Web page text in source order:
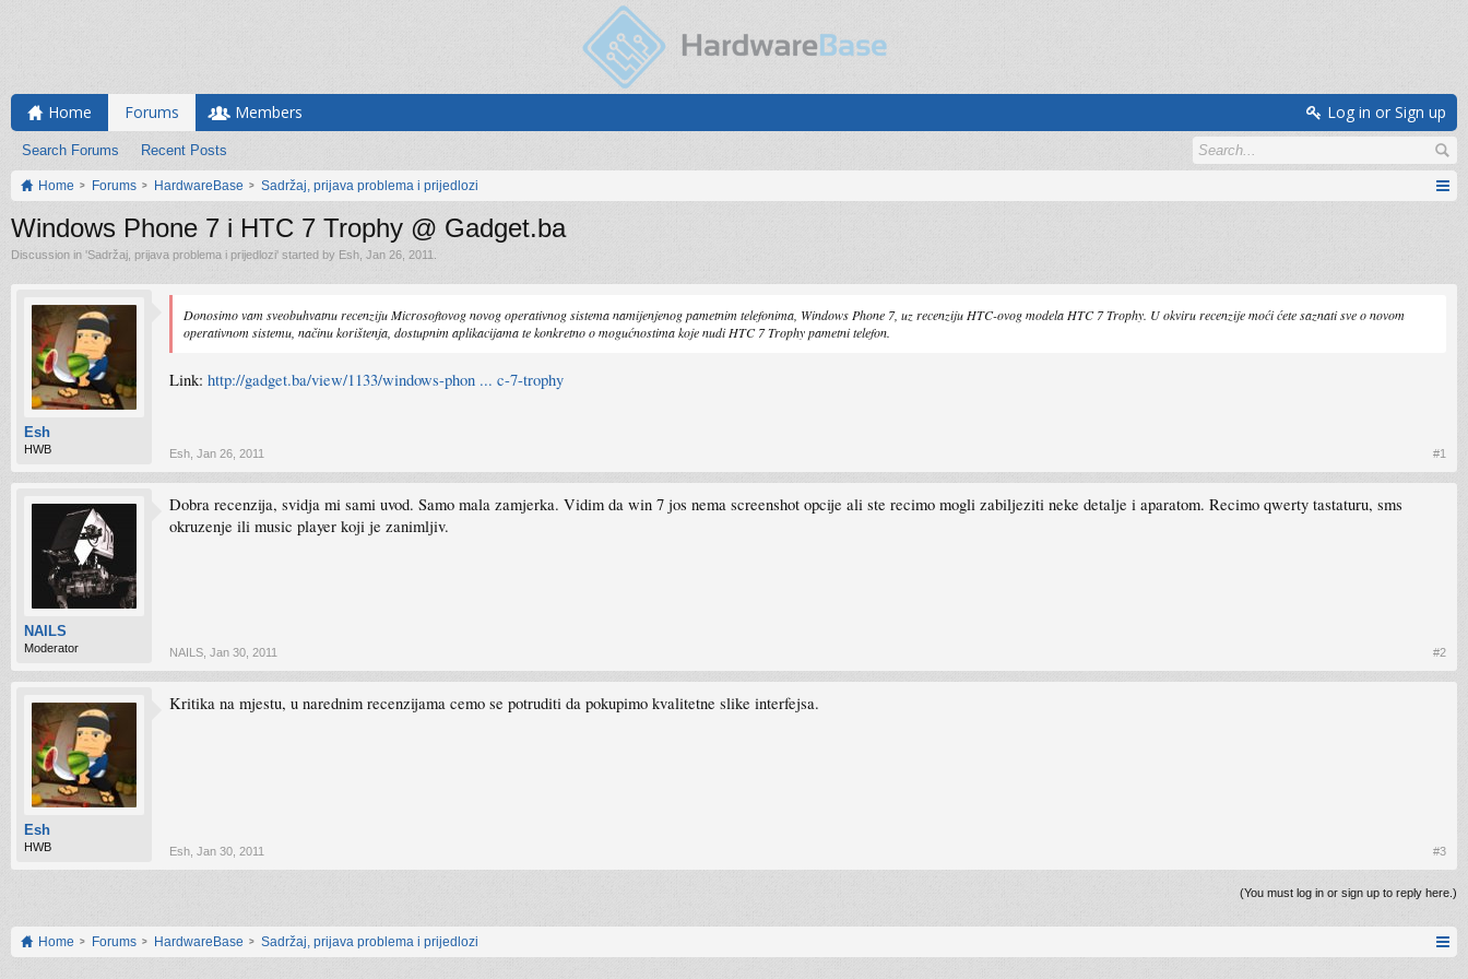
Home Forums
Search Forums Recent Posts
Members Log in or Sign up
Home Forums HardwareBase Sadržaj, prijava problema i prijedlozi
Windows Phone 7 i HTC 7 Trophy @ Gadget.ba
Discussion in 'Sadržaj, prijava problema i prijedlozi' started by Esh Jan 26, 2011
Esh
HWB
Donosimo vam sveobuhvatnu recenziju Microsoftovog novog operativnog sistema namijenjenog pametnim telefonima, Windows Phone 7, uz recenziju HTC-ovog modela HTC 7 Trophy. U okviru recenzije moći ćete saznati sve o novom
operativnom sistemu, načinu korištenja, dostupnim aplikacijama te konkretno o mogućnostima koje nudi HTC 7 Trophy pametni telefon.
Link: http://gadget.ba/view/1133/windows-phon ... c-7-trophy
Esh Jan 26, 2011 #1
NAILS
Moderator
Dobra recenzija, svidja mi sami uvod. Samo mala zamjerka. Vidim da win 7 jos nema screenshot opcije ali ste recimo mogli zabiljeziti neke detalje i aparatom. Recimo qwerty tastaturu, sms
okruzenje ili music player koji je zanimljiv.
NAILS Jan 30, 2011 #2
Esh
HWB
Kritika na mjestu, u narednim recenzijama cemo se potruditi da pokupimo kvalitetne slike interfejsa.
Esh Jan 30, 2011 #3
(You must log in or sign up to reply here.)
Home Forums HardwareBase Sadržaj, prijava problema i prijedlozi